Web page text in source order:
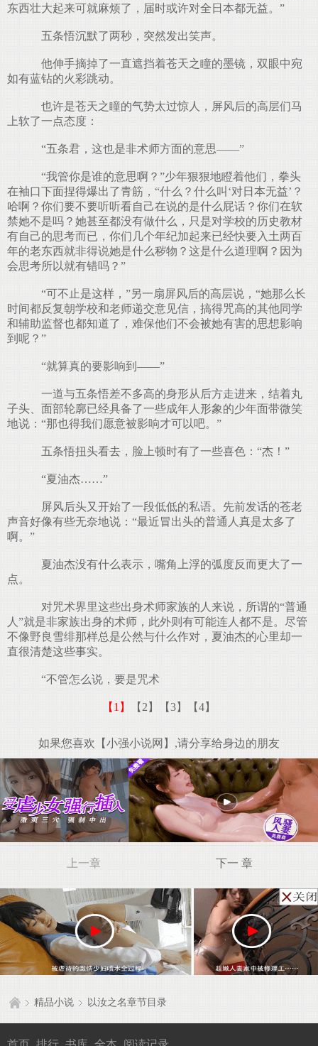
东西壮大起来可就麻烦了，届时或许对全日本都无益。”
五条悟沉默了两秒，突然发出笑声。
他伸手摘掉了一直遮挡着苍天之瞳的墨镜，双眼中宛
如有蓝钻的火彩跳动。
也许是苍天之瞳的气势太过惊人，屏风后的高层们马
上软了一点态度：
“五条君，这也是非术师方面的意思——”
“我管你是谁的意思啊？”少年狠狠地瞪着他们，拳头
在袖口下面捏得爆出了青筋，“什么？什么叫‘对日本无益’？
哈啊？你们要不要听听看自己在说的是什么屁话？你们在软
禁她不是吗？她甚至都没有做什么，只是对学校的历史教材
有自己的思考而已，你们几个年纪加起来已经快要入土两百
年的老东西就非得说她是什么秽物？这是什么道理啊？因为
会思考所以就有错吗？”
“可不止是这样，”另一扇屏风后的高层说，“她那么长
时间都反复朝学校和老师递交意见信，搞得咒高的其他同学
和辅助监督也都知道了，难保他们不会被她有害的思想影响
到呢？”
“就算真的要影响到——”
一道与五条悟差不多高的身形从后方走进来，结着丸
子头、面部轮廓已经具备了一些成年人形象的少年面带微笑
地说：“那也得我们愿意被影响才可以吧。”
五条悟扭头看去，脸上顿时有了一些喜色：“杰！”
“夏油杰……”
屏风后头又开始了一段低低的私语。先前发话的苍老
声音好像有些无奈地说：“最近冒出头的普通人真是太多了
啊。”
夏油杰没有什么表示，嘴角上浮的弧度反而更大了一
点。
对咒术界里这些出身术师家族的人来说，所谓的“普通
人”就是非家族出身的术师，此外则有可能连人都不是。尽管
不像野良雪绯那样总是公然与什么作对，夏油杰的心里却一
直很清楚这些事实。
“不管怎么说，要是咒术
【1】 【2】 【3】 【4】
如果您喜欢【小强小说网】,请分享给身边的朋友
上一章 下一 章
精品小说 以汝之名章节目录